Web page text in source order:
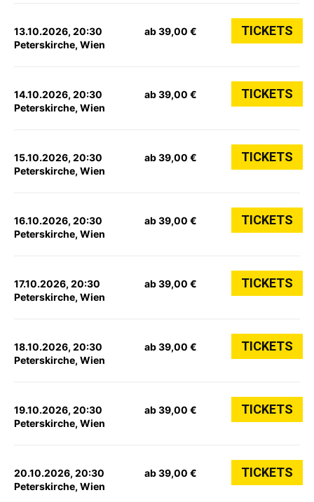
13.10.2026, 20:30
Peterskirche, Wien
ab 39,00 € TICKETS
14.10.2026, 20:30
Peterskirche, Wien
ab 39,00 € TICKETS
15.10.2026, 20:30
Peterskirche, Wien
ab 39,00 € TICKETS
16.10.2026, 20:30
Peterskirche, Wien
ab 39,00 € TICKETS
17.10.2026, 20:30
Peterskirche, Wien
ab 39,00 € TICKETS
18.10.2026, 20:30
Peterskirche, Wien
ab 39,00 € TICKETS
19.10.2026, 20:30
Peterskirche, Wien
ab 39,00 € TICKETS
20.10.2026, 20:30
Peterskirche, Wien
ab 39,00 € TICKETS